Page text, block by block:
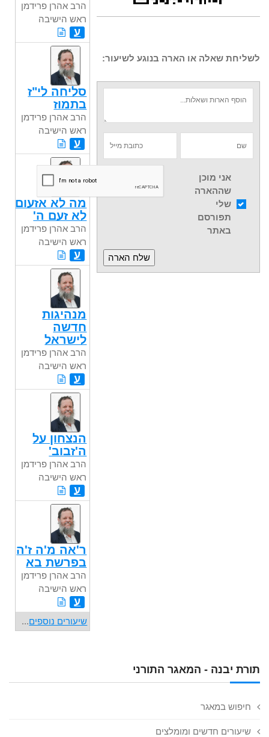
תורת יבנה - המאגר התורני
חיפוש במאגר
שיעורים חדשים ומומלצים
לשליחת שאלה או הארה בנוגע לשיעור:
אני מוכן
שההארה
שלי
תפורסם
באתר
הרב אהרן פרידמן
ראש הישיבה
ע
סליחה לי"ז
בתמוז
הרב אהרן פרידמן
ראש הישיבה
ע
מה לא אזעום
לא זעם ה'
הרב אהרן פרידמן
ראש הישיבה
ע
מנהיגות
חדשה
לישראל
הרב אהרן פרידמן
ראש הישיבה
ע
הנצחון על
ה'זבוב'
הרב אהרן פרידמן
ראש הישיבה
ע
ר'אה מ'ה ז'ה
בפרשת בא
הרב אהרן פרידמן
ראש הישיבה
ע
שיעורים נוספים...